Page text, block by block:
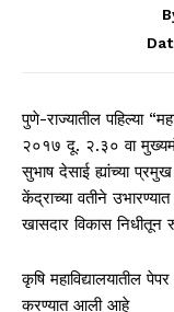
पुणे-राज्यातील पहिल्या
२०१७ दू. २.३० वा
सुभाष देसाई ह्यांच्या
केंद्राच्या वतीने
खासदार विकास
कृषि महाविद्यालयातील
करण्यात आली आहे